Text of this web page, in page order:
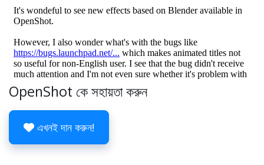
OpenShot কে সহায়তা করুন
এখনই দান করুন!